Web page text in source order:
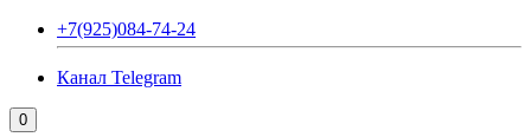
+7(925)084-74-24
Канал Telegram
0